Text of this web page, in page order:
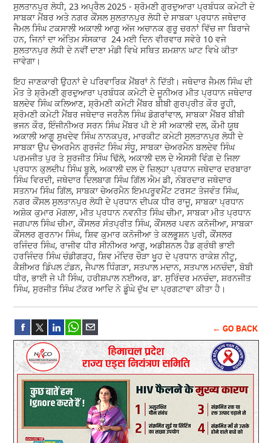
ਸੁਲਤਾਨਪੁਰ ਲੋਧੀ, 23 ਅਪ੍ਰੈਲ 2025 - ਸ਼੍ਰੋਮਣੀ ਗੁਰਦੁਆਰਾ ਪ੍ਰਬੰਧਕ ਕਮੇਟੀ ਦੇ
ਸਾਬਕਾ ਮੈਂਬਰ ਅਤੇ ਨਗਰ ਕੌਂਸਲ ਸੁਲਤਾਨਪੁਰ ਲੋਧੀ ਦੇ ਸਾਬਕਾ ਪ੍ਰਧਾਨ ਜਥੇਦਾਰ
ਜੈਮਲ ਸਿੰਘ ਟਕਸਾਲੀ ਅਕਾਲੀ ਆਗੂ ਅੱਜ ਅਚਾਨਕ ਗੁਰੂ ਚਰਨਾਂ ਵਿੱਚ ਜਾ ਬਿਰਾਜੇ
ਹਨ, ਜਿਨਾਂ ਦਾ ਅੰਤਿਮ ਸੰਸਕਾਰ 24 ਮਈ ਦਿਨ ਵੀਰਵਾਰ ਸਵੇਰੇ 10 ਵਜੇ
ਸੁਲਤਾਨਪੁਰ ਲੋਧੀ ਦੇ ਨਵੀਂ ਦਾਣਾ ਮੰਡੀ ਵਿਖੇ ਸਥਿਤ ਸ਼ਮਸ਼ਾਨ ਘਾਟ ਵਿਖੇ ਕੀਤਾ
ਜਾਵੇਗਾ।
ਇਹ ਜਾਣਕਾਰੀ ਉਹਨਾਂ ਦੇ ਪਰਿਵਾਰਿਕ ਮੈਂਬਰਾਂ ਨੇ ਦਿੱਤੀ। ਜਥੇਦਾਰ ਜੈਮਲ ਸਿੰਘ ਦੀ
ਮੌਤ ਤੇ ਸ਼੍ਰੋਮਣੀ ਗੁਰਦੁਆਰਾ ਪ੍ਰਬੰਧਕ ਕਮੇਟੀ ਦੇ ਜੂਨੀਅਰ ਮੀਤ ਪ੍ਰਧਾਨ ਜਥੇਦਾਰ
ਬਲਦੇਵ ਸਿੰਘ ਕਲਿਆਣ, ਸ਼੍ਰੋਮਣੀ ਕਮੇਟੀ ਮੈਂਬਰ ਬੀਬੀ ਗੁਰਪ੍ਰੀਤ ਕੌਰ ਰੂਹੀ,
ਸ਼੍ਰੋਮਣੀ ਕਮੇਟੀ ਮੈਂਬਰ ਜਥੇਦਾਰ ਜਰਨੈਲ ਸਿੰਘ ਡੋਗਰਾਂਵਾਲ, ਸਾਬਕਾ ਮੈਂਬਰ ਬੀਬੀ
ਭਜਨ ਕੌਰ, ਇੰਜੀਨੀਅਰ ਸਰਨ ਸਿੰਘ ਮੈਂਬਰ ਪੀ ਏ ਸੀ ਅਕਾਲੀ ਦਲ, ਕੌਮੀ ਯੂਥ
ਅਕਾਲੀ ਆਗੂ ਸੁਖਦੇਵ ਸਿੰਘ ਨਾਨਕਪੁਰ, ਮਾਰਕੀਟ ਕਮੇਟੀ ਸੁਲਤਾਨਪੁਰ ਲੋਧੀ ਦੇ
ਸਾਬਕਾ ਉਪ ਚੇਅਰਮੈਨ ਗੁਰਜੰਟ ਸਿੰਘ ਸੰਧੂ, ਸਾਬਕਾ ਚੇਅਰਮੈਨ ਬਲਦੇਵ ਸਿੰਘ
ਪਰਮਜੀਤ ਪੁਰ ਤੇ ਸੁਰਜੀਤ ਸਿੰਘ ਢਿੱਲੋ, ਅਕਾਲੀ ਦਲ ਦੇ ਐਸਸੀ ਵਿੰਗ ਦੇ ਜਿਲਾ
ਪ੍ਰਧਾਨ ਕੁਲਦੀਪ ਸਿੰਘ ਬੂਲੇ, ਅਕਾਲੀ ਦਲ ਦੇ ਜ਼ਿਲ੍ਹਾ ਪ੍ਰਧਾਨ ਜਥੇਦਾਰ ਦਰਬਾਰਾ
ਸਿੰਘ ਵਿਰਦੀ, ਜਥੇਦਾਰ ਦਿਲਬਾਗ ਸਿੰਘ ਗਿੱਲ ਐਮ ਡੀ, ਨੰਬਰਦਾਰ ਜਥੇਦਾਰ
ਸਤਨਾਮ ਸਿੰਘ ਗਿੱਲ, ਸਾਬਕਾ ਚੇਅਰਮੈਨ ਇਮਪਰੂਵਮੈਂਟ ਟਰਸਟ ਤੇਜਵੰਤ ਸਿੰਘ,
ਨਗਰ ਕੌਂਸਲ ਸੁਲਤਾਨਪੁਰ ਲੋਧੀ ਦੇ ਪ੍ਰਧਾਨ ਦੀਪਕ ਧੀਰ ਰਾਜੂ, ਸਾਬਕਾ ਪ੍ਰਧਾਨ
ਅਸ਼ੋਕ ਕੁਮਾਰ ਮੋਗਲਾ, ਮੀਤ ਪ੍ਰਧਾਨ ਨਵਨੀਤ ਸਿੰਘ ਚੀਮਾ, ਸਾਬਕਾ ਮੀਤ ਪ੍ਰਧਾਨ
ਜਗਪਾਲ ਸਿੰਘ ਚੀਮਾ, ਕੌਂਸਲਰ ਸੰਤਪ੍ਰੀਤ ਸਿੰਘ, ਕੌਂਸਲਰ ਪਵਨ ਕਨੋਜੀਆ, ਸਾਬਕਾ
ਕੌਂਸਲਰ ਗੁਰਨਾਮ ਸਿੰਘ, ਸ਼ਿਵ ਕੁਮਾਰ ਕਨੋਜੀਆ ਤੇ ਕਲਭੂਸ਼ਨ ਪੁਰੀ, ਕੌਂਸਲਰ
ਰਜਿੰਦਰ ਸਿੰਘ, ਰਾਜੀਵ ਧੀਰ ਸੀਨੀਅਰ ਆਗੂ, ਅਡੀਸ਼ਨਲ ਹੈਡ ਗ੍ਰੰਥੀ ਭਾਈ
ਹਰਜਿੰਦਰ ਸਿੰਘ ਚੰਡੀਗੜ੍ਹ, ਸ਼ਿਵ ਮੰਦਿਰ ਚੌੜਾ ਖੂਹ ਦੇ ਪ੍ਰਧਾਨ ਰਾਕੇਸ਼ ਨੀਟੂ,
ਕੈਸ਼ੀਅਰ ਡਿੰਪਲ ਟੰਡਨ, ਜੈਪਾਲ ਧਿੰਗੜਾ, ਸਤਪਾਲ ਮਦਾਨ, ਸਤਪਾਲ ਮਨਚੰਦਾ, ਬੋਬੀ
ਧੀਰ, ਭਾਈ ਜੇ ਪੀ ਸਿੰਘ, ਹਰੀਸ਼ਪਾਲ ਨਈਅਰ, ਡਾ. ਸੁਰਿੰਦਰ ਮਨਚੰਦਾ, ਸ਼ਰਨਜੀਤ
ਸਿੰਘ, ਸੁਰਜੀਤ ਸਿੰਘ ਟੱਕਰ ਆਦਿ ਨੇ ਡੂੰਘੇ ਦੁੱਖ ਦਾ ਪ੍ਰਗਟਾਵਾ ਕੀਤਾ ਹੈ।
← GO BACK